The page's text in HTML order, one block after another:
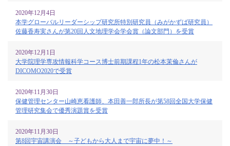
2020年12月4日
本学グローバルリーダーシップ研究所特別研究員（みがかずば研究員）
佐藤香寿実さんが第20回人文地理学会学会賞（論文部門）を受賞
2020年12月1日
大学院理学専攻情報科学コース博士前期課程1年の松本茉倫さんが
DICOMO2020で受賞
2020年11月30日
保健管理センター山崎恵看護師、本田善一郎所長が第58回全国大学保健
管理研究集会で優秀演題賞を受賞
2020年11月30日
第8回宇宙講演会 ～子どもから大人まで宇宙に夢中！～